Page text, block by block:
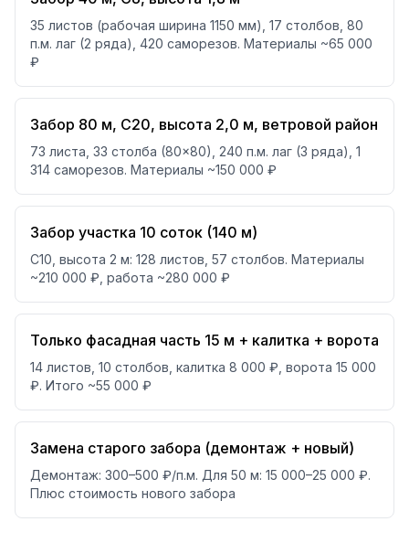
35 листов (рабочая ширина 1150 мм), 17 столбов, 80
п.м. лаг (2 ряда), 420 саморезов. Материалы ~65 000
₽
Забор 80 м, С20, высота 2,0 м, ветровой район
73 листа, 33 столба (80×80), 240 п.м. лаг (3 ряда), 1
314 саморезов. Материалы ~150 000 ₽
Забор участка 10 соток (140 м)
С10, высота 2 м: 128 листов, 57 столбов. Материалы
~210 000 ₽, работа ~280 000 ₽
Только фасадная часть 15 м + калитка + ворота
14 листов, 10 столбов, калитка 8 000 ₽, ворота 15 000
₽. Итого ~55 000 ₽
Замена старого забора (демонтаж + новый)
Демонтаж: 300–500 ₽/п.м. Для 50 м: 15 000–25 000 ₽.
Плюс стоимость нового забора